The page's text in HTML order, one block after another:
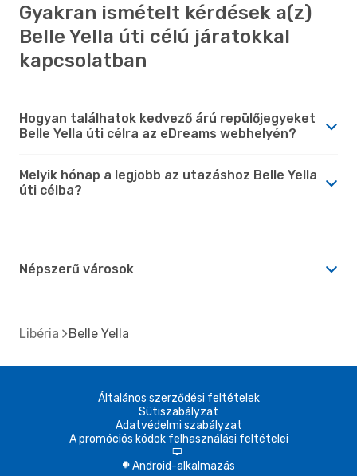
Gyakran ismételt kérdések a(z)
Belle Yella úti célú járatokkal
kapcsolatban
Hogyan találhatok kedvező árú repülőjegyeket
Belle Yella úti célra az eDreams webhelyén?
Melyik hónap a legjobb az utazáshoz Belle Yella
úti célba?
Népszerű városok
Libéria Belle Yella
Általános szerződési feltételek
Sütiszabályzat
Adatvédelmi szabályzat
A promóciós kódok felhasználási feltételei
d
A Android-alkalmazás